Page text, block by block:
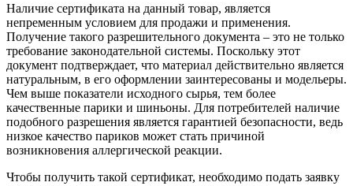
Наличие сертификата на данный товар, является
непременным условием для продажи и применения.
Получение такого разрешительного документа – это не только
требование законодательной системы. Поскольку этот
документ подтверждает, что материал действительно является
натуральным, в его оформлении заинтересованы и модельеры.
Чем выше показатели исходного сырья, тем более
качественные парики и шиньоны. Для потребителей наличие
подобного разрешения является гарантией безопасности, ведь
низкое качество париков может стать причиной
возникновения аллергической реакции.
Чтобы получить такой сертификат, необходимо подать заявку